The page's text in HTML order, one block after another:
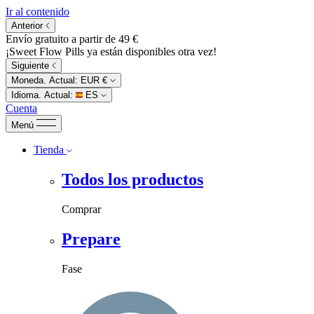
Ir al contenido
Anterior
Envío gratuito a partir de 49 €
¡Sweet Flow Pills ya están disponibles otra vez!
Siguiente
Moneda. Actual:
EUR €
Idioma. Actual:
ES
Cuenta
Menú
Tienda
Todos los productos
Comprar
Prepare
Fase